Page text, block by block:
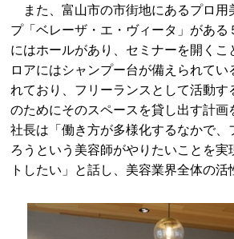
また、富山市の市街地にあるプロ用
プ「ベレーザ・エ・ヴィータ」がある
にはホールがあり、セミナーを開くこ
ロアにはシャンプー台が備えられてい
れており、フリーランスとして活動す
のためにそのスペースを貸し出す計画
社長は「働き方が多様化するなかで、
ろうという美容師がやりたいことを実
トしたい」と話し、美容業界全体の活